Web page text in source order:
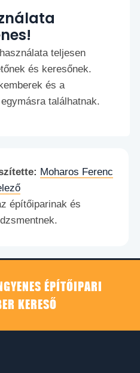
teljesen
és keresőnek.
és a
találhatnak.
Moharos Ferenc
építőiparinak és
ÉPÍTŐIPARI
KERESŐ